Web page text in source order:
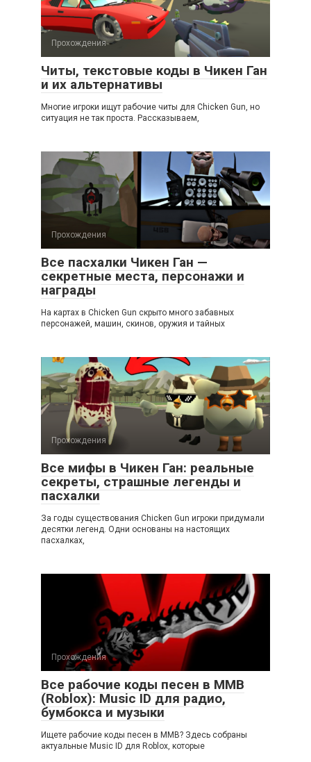
Прохождения
Читы, текстовые коды в Чикен Ган
и их альтернативы
Многие игроки ищут рабочие читы для Chicken Gun, но
ситуация не так проста. Рассказываем,
Прохождения
Все пасхалки Чикен Ган —
секретные места, персонажи и
награды
На картах в Chicken Gun скрыто много забавных
персонажей, машин, скинов, оружия и тайных
Прохождения
Все мифы в Чикен Ган: реальные
секреты, страшные легенды и
пасхалки
За годы существования Chicken Gun игроки придумали
десятки легенд. Одни основаны на настоящих
пасхалках,
Прохождения
Все рабочие коды песен в ММВ
(Roblox): Music ID для радио,
бумбокса и музыки
Ищете рабочие коды песен в ММВ? Здесь собраны
актуальные Music ID для Roblox, которые